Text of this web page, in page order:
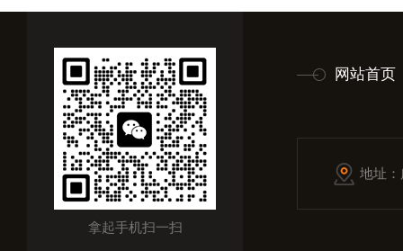
拿起手机扫一扫
网站首页
地址